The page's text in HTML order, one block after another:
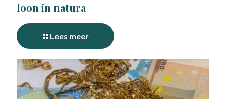
loon in natura
Lees meer